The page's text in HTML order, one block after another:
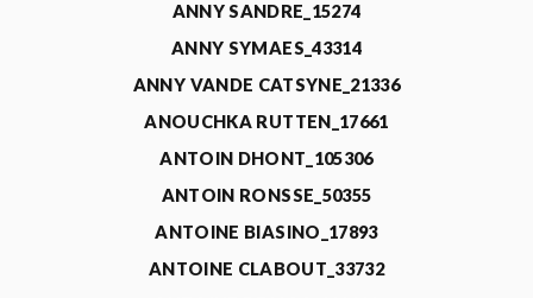
ANNY SANDRE_15274
ANNY SYMAES_43314
ANNY VANDE CATSYNE_21336
ANOUCHKA RUTTEN_17661
ANTOIN DHONT_105306
ANTOIN RONSSE_50355
ANTOINE BIASINO_17893
ANTOINE CLABOUT_33732